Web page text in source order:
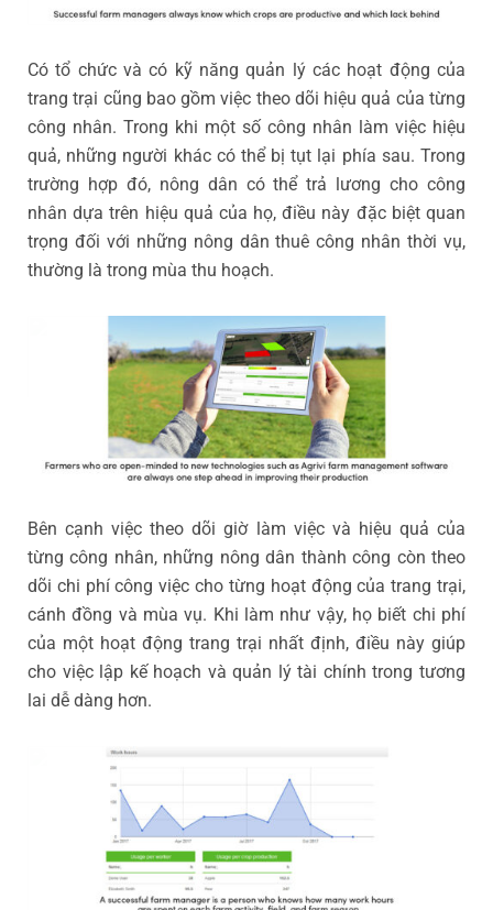
Có tổ chức và có kỹ năng quản lý các hoạt động của
trang trại cũng bao gồm việc theo dõi hiệu quả của từng
công nhân. Trong khi một số công nhân làm việc hiệu
quả, những người khác có thể bị tụt lại phía sau. Trong
trường hợp đó, nông dân có thể trả lương cho công
nhân dựa trên hiệu quả của họ, điều này đặc biệt quan
trọng đối với những nông dân thuê công nhân thời vụ,
thường là trong mùa thu hoạch.
Bên cạnh việc theo dõi giờ làm việc và hiệu quả của
từng công nhân, những nông dân thành công còn theo
dõi chi phí công việc cho từng hoạt động của trang trại,
cánh đồng và mùa vụ. Khi làm như vậy, họ biết chi phí
của một hoạt động trang trại nhất định, điều này giúp
cho việc lập kế hoạch và quản lý tài chính trong tương
lai dễ dàng hơn.